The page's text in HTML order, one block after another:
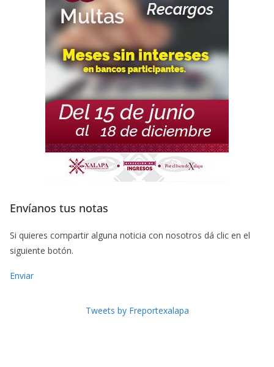
Envíanos tus notas
Si quieres compartir alguna noticia con nosotros dá clic en el
siguiente botón.
Enviar
Tweets by Freportexalapa